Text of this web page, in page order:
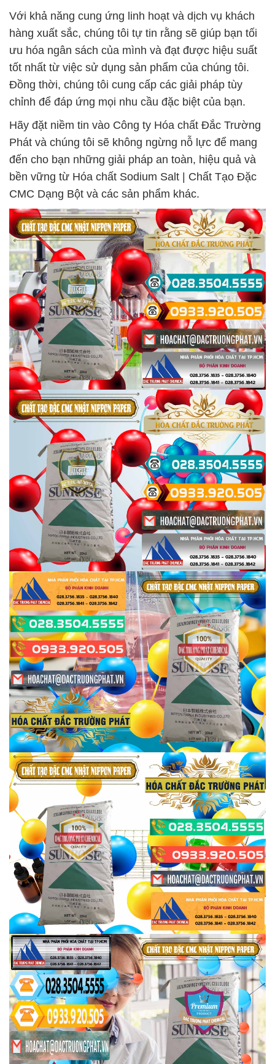
Với khả năng cung ứng linh hoạt và dịch vụ khách
hàng xuất sắc, chúng tôi tự tin rằng sẽ giúp bạn tối
ưu hóa ngân sách của mình và đạt được hiệu suất
tốt nhất từ việc sử dụng sản phẩm của chúng tôi.
Đồng thời, chúng tôi cung cấp các giải pháp tùy
chỉnh để đáp ứng mọi nhu cầu đặc biệt của bạn.
Hãy đặt niềm tin vào Công ty Hóa chất Đắc Trường
Phát và chúng tôi sẽ không ngừng nỗ lực để mang
đến cho bạn những giải pháp an toàn, hiệu quả và
bền vững từ Hóa chất Sodium Salt | Chất Tạo Đặc
CMC Dạng Bột và các sản phẩm khác.